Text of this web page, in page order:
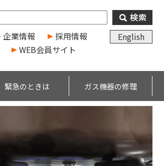
企業情報 採用情報
English
WEB会員サイト
緊急のときは ガス機器の修理